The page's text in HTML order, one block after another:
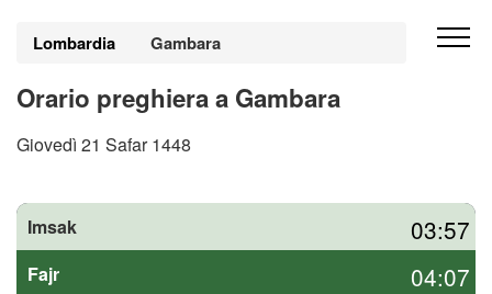
Lombardia Gambara
Orario preghiera a Gambara
Giovedì 21 Safar 1448
Imsak 03:57
Fajr 04:07